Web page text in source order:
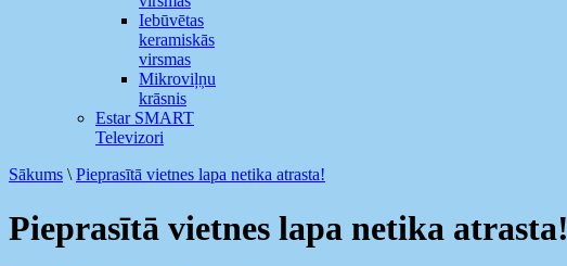
Iebūvētas
keramiskās
virsmas
Mikroviļņu
krāsnis
Estar SMART
Televizori
Sākums \ Pieprasītā vietnes lapa netika atrasta!
Pieprasītā vietnes lapa netika atrasta!